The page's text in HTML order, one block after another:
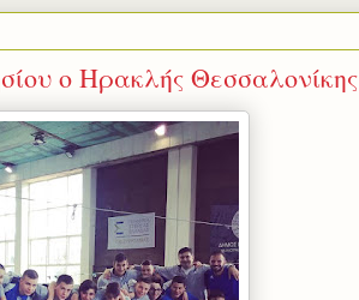
ο Ηρακλής Θεσσαλονίκης